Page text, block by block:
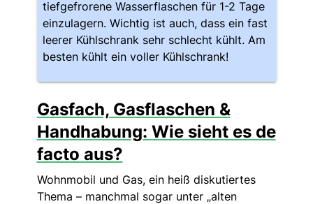
tiefgefrorene Wasserflaschen für 1-2 Tage
einzulagern. Wichtig ist auch, dass ein fast
leerer Kühlschrank sehr schlecht kühlt. Am
besten kühlt ein voller Kühlschrank!
Gasfach, Gasflaschen &
Handhabung: Wie sieht es de
facto aus?
Wohnmobil und Gas, ein heiß diskutiertes
Thema – manchmal sogar unter „alten